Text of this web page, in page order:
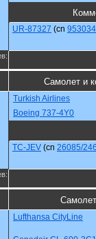
UR-87327 (cn
Самолет и
Turkish Airlines
Boeing 737-4Y0
TC-JEV (cn 26085/
Lufthansa CityLine